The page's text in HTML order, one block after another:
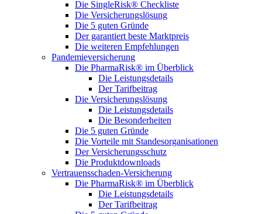
Die SingleRisk® Checkliste
Die Versicherungslösung
Die 5 guten Gründe
Der garantiert beste Marktpreis
Die weiteren Empfehlungen
Pandemieversicherung
Die PharmaRisk® im Überblick
Die Leistungsdetails
Der Tarifbeitrag
Die Versicherungslösung
Die Leistungsdetails
Die Besonderheiten
Die 5 guten Gründe
Die Vorteile mit Standesorganisationen
Der Versicherungsschutz
Die Produktdownloads
Vertrauensschaden-Versicherung
Die PharmaRisk® im Überblick
Die Leistungsdetails
Der Tarifbeitrag